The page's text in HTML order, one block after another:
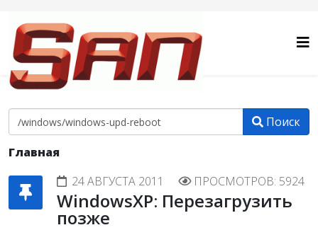
Поиск
Главная
24 АВГУСТА 2011
ПРОСМОТРОВ: 5924
WindowsXP: Перезагрузить
позже